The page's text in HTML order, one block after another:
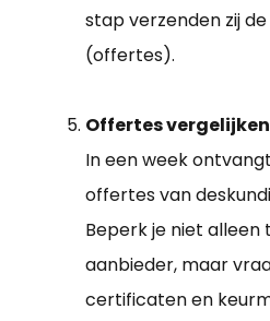
stap verzenden zij
(offertes).
Offertes vergelijken
In een week
offertes van
Beperk je niet
aanbieder, maar
certificaten en